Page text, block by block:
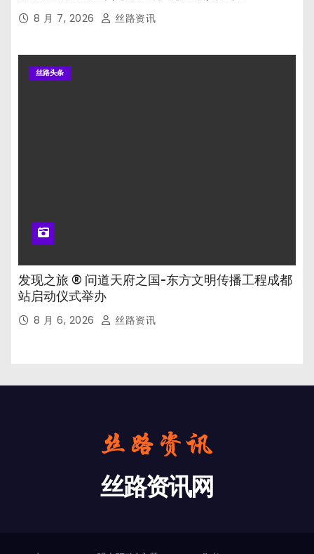
8 月 7, 2026 丝路资讯
丝路头条
发现之旅 ® 问道天府之国-东方文明传播工程成都
站启动仪式举办
8 月 6, 2026 丝路资讯
丝路资讯网